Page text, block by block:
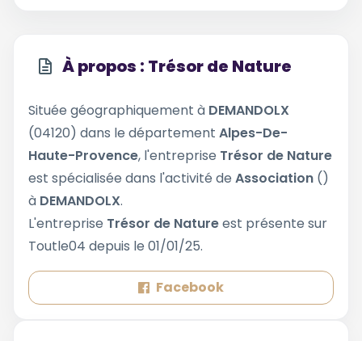
À propos : Trésor de Nature
Située géographiquement à DEMANDOLX
(04120) dans le département Alpes-De-
Haute-Provence, l'entreprise Trésor de Nature
est spécialisée dans l'activité de Association ()
à DEMANDOLX.
L'entreprise Trésor de Natureest présente sur
Toutle04 depuis le 01/01/25.
Facebook